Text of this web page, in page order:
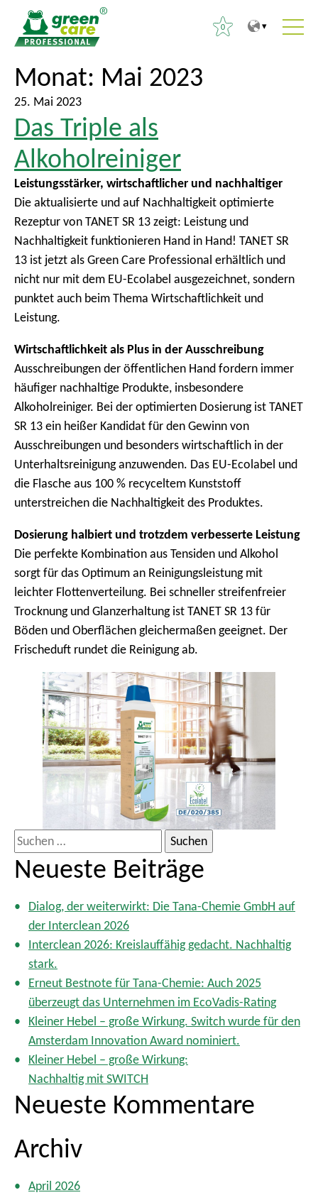
0
S
u
c
n
a
c
h
:
Monat: Mai 2023
25. Mai 2023
Das Triple als
Alkoholreiniger
Leistungsstärker, wirtschaftlicher und nachhaltiger
Die aktualisierte und auf Nachhaltigkeit optimierte
Rezeptur von TANET SR 13 zeigt: Leistung und
Nachhaltigkeit funktionieren Hand in Hand! TANET SR
13 ist jetzt als Green Care Professional erhältlich und
nicht nur mit dem EU-Ecolabel ausgezeichnet, sondern
punktet auch beim Thema Wirtschaftlichkeit und
Leistung.
Wirtschaftlichkeit als Plus in der Ausschreibung
Ausschreibungen der öffentlichen Hand fordern immer
häufiger nachhaltige Produkte, insbesondere
Alkoholreiniger. Bei der optimierten Dosierung ist TANET
SR 13 ein heißer Kandidat für den Gewinn von
Ausschreibungen und besonders wirtschaftlich in der
Unterhaltsreinigung anzuwenden. Das EU-Ecolabel und
die Flasche aus 100 % recyceltem Kunststoff
unterstreichen die Nachhaltigkeit des Produktes.
Dosierung halbiert und trotzdem verbesserte Leistung
Die perfekte Kombination aus Tensiden und Alkohol
sorgt für das Optimum an Reinigungsleistung mit
leichter Flottenverteilung. Bei schneller streifenfreier
Trocknung und Glanzerhaltung ist TANET SR 13 für
Böden und Oberflächen gleichermaßen geeignet. Der
Frischeduft rundet die Reinigung ab.
S
u
cNeueste Beiträge
Dialog, der weiterwirkt: Die Tana-Chemie GmbH auf
der Interclean 2026
Interclean 2026: Kreislauffähig gedacht. Nachhaltig
stark.
Erneut Bestnote für Tana-Chemie: Auch 2025
überzeugt das Unternehmen im EcoVadis-Rating
Kleiner Hebel – große Wirkung. Switch wurde für den
Amsterdam Innovation Award nominiert.
Kleiner Hebel – große Wirkung:
Nachhaltig mit SWITCH
Neueste Kommentare
Archiv
April 2026